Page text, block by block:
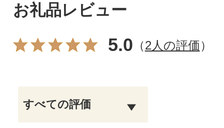
お礼品レビュー
5.0 （2人の評価）